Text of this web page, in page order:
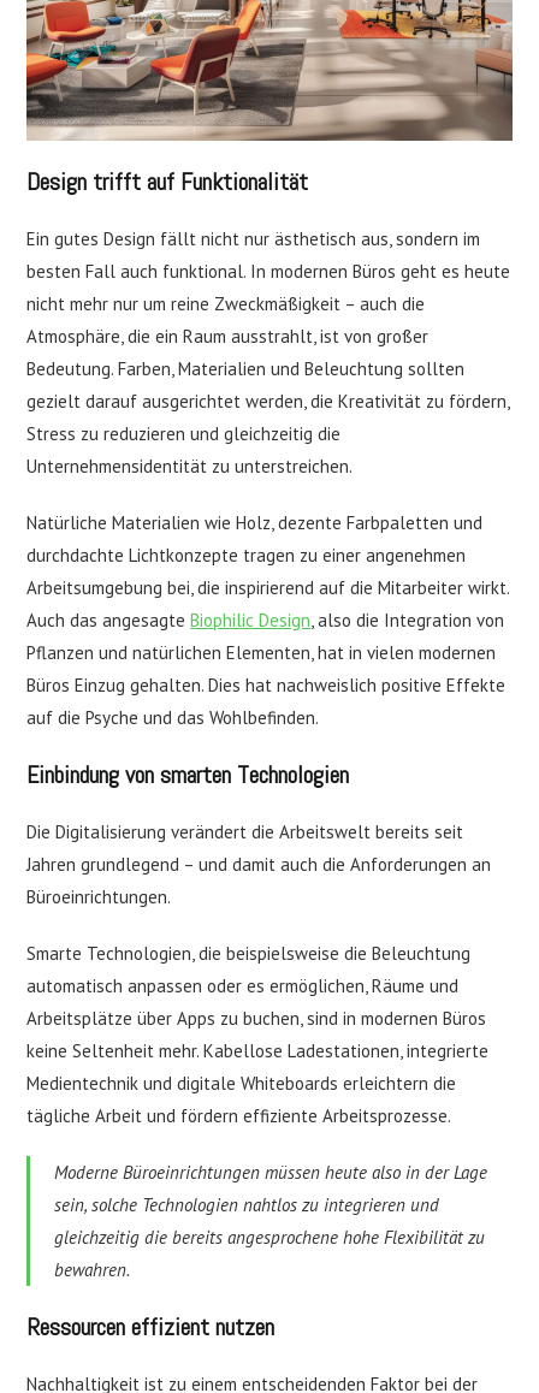
Design trifft auf Funktionalität
Ein gutes Design fällt nicht nur ästhetisch aus, sondern im
besten Fall auch funktional. In modernen Büros geht es heute
nicht mehr nur um reine Zweckmäßigkeit – auch die
Atmosphäre, die ein Raum ausstrahlt, ist von großer
Bedeutung. Farben, Materialien und Beleuchtung sollten
gezielt darauf ausgerichtet werden, die Kreativität zu fördern,
Stress zu reduzieren und gleichzeitig die
Unternehmensidentität zu unterstreichen.
Natürliche Materialien wie Holz, dezente Farbpaletten und
durchdachte Lichtkonzepte tragen zu einer angenehmen
Arbeitsumgebung bei, die inspirierend auf die Mitarbeiter wirkt.
Auch das angesagteBiophilic Design , also die Integration von
Pflanzen und natürlichen Elementen, hat in vielen modernen
Büros Einzug gehalten. Dies hat nachweislich positive Effekte
auf die Psyche und das Wohlbefinden.
Einbindung von smarten Technologien
Die Digitalisierung verändert die Arbeitswelt bereits seit
Jahren grundlegend – und damit auch die Anforderungen an
Büroeinrichtungen.
Smarte Technologien, die beispielsweise die Beleuchtung
automatisch anpassen oder es ermöglichen, Räume und
Arbeitsplätze über Apps zu buchen, sind in modernen Büros
keine Seltenheit mehr. Kabellose Ladestationen, integrierte
Medientechnik und digitale Whiteboards erleichtern die
tägliche Arbeit und fördern effiziente Arbeitsprozesse.
Moderne Büroeinrichtungen müssen heute also in der Lage
sein, solche Technologien nahtlos zu integrieren und
gleichzeitig die bereits angesprochene hohe Flexibilität zu
bewahren.
Ressourcen effizient nutzen
Nachhaltigkeit ist zu einem entscheidenden Faktor bei der